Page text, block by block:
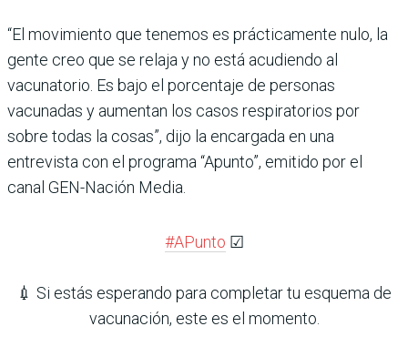
“El movimiento que tenemos es prácticamente nulo, la
gente creo que se relaja y no está acudiendo al
vacunatorio. Es bajo el porcentaje de personas
vacunadas y aumentan los casos respiratorios por
sobre todas la cosas”, dijo la encargada en una
entrevista con el programa “Apunto”, emitido por el
canal GEN-Nación Media.
#APunto ☑
💉 Si estás esperando para completar tu esquema de
vacunación, este es el momento.